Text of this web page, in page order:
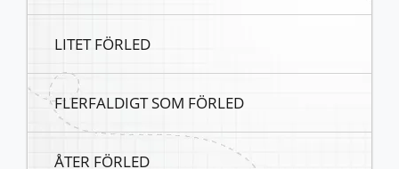
LITET FÖRLED
FLERFALDIGT SOM FÖRLED
ÅTER FÖRLED